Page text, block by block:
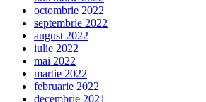
octombrie 2022
septembrie 2022
august 2022
iulie 2022
mai 2022
martie 2022
februarie 2022
decembrie 2021